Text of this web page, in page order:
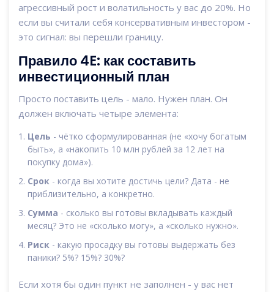
агрессивный рост и волатильность у вас до 20%. Но
если вы считали себя консервативным инвестором -
это сигнал: вы перешли границу.
Правило 4E: как составить
инвестиционный план
Просто поставить цель - мало. Нужен план. Он
должен включать четыре элемента:
Цель - чётко сформулированная (не «хочу богатым
быть», а «накопить 10 млн рублей за 12 лет на
покупку дома»).
Срок - когда вы хотите достичь цели? Дата - не
приблизительно, а конкретно.
Сумма - сколько вы готовы вкладывать каждый
месяц? Это не «сколько могу», а «сколько нужно».
Риск - какую просадку вы готовы выдержать без
паники? 5%? 15%? 30%?
Если хотя бы один пункт не заполнен - у вас нет